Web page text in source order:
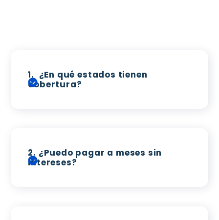
1. ¿En qué estados tienen
cobertura?
2. ¿Puedo pagar a meses sin
intereses?